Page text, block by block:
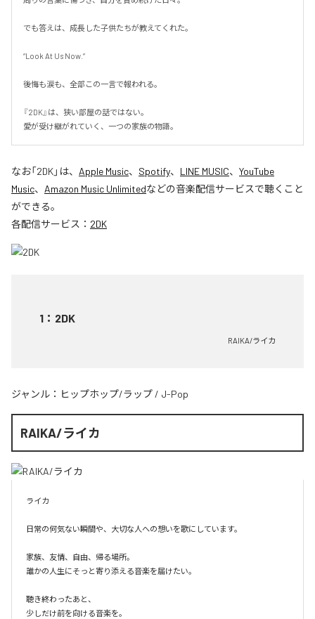
でも答えは、成長した子供たちが教えてくれた。
“Look At Us Now.”
後悔も涙も、全部この一言で報われる。
『2DK』は、狭い部屋の話ではない。
愛が受け継がれていく、一つの家族の物語。
なお「2DK」は、 Apple Music、 Spotify、 LINE MUSIC、 YouTube
Music、 Amazon Music Unlimitedなどの音楽配信サービスで聴くこと
ができる。
各配信サービス： 2DK
1 ： 2DK
RAIKA/ライカ
ジャンル： ヒップホップ/ラップ / J-Pop
RAIKA/ライカ
ライカ
日常の何気ない瞬間や、大切な人への想いを歌にしています。
家族、友情、自由、帰る場所。
誰かの人生にそっと寄り添える音楽を届けたい。
聴き終わったあと、
少しだけ前を向ける音楽を。